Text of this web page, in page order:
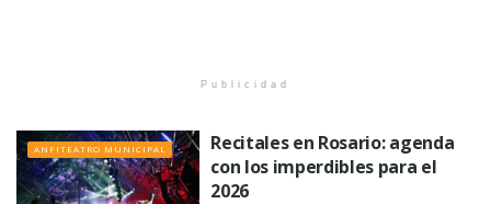
Publicidad
ANFITEATRO MUNICIPAL
Recitales en Rosario: agenda
con los imperdibles para el
2026